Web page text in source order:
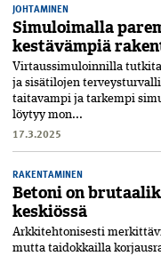
JOHTAMINEN
Simuloimalla
kestävämpiä
Virtaussimuloinnilla
ja sisätilojen
taitavampi ja tarkempi
löytyy mon...
17.3.2025
RAKENTAMINEN
Betoni on
keskiössä
Arkkitehtonisesti
mutta taidokkailla